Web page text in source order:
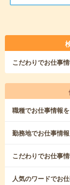
こだわりでお仕事
職種でお仕事情報
勤務地でお仕事情
こだわりでお仕事
人気のワードでお